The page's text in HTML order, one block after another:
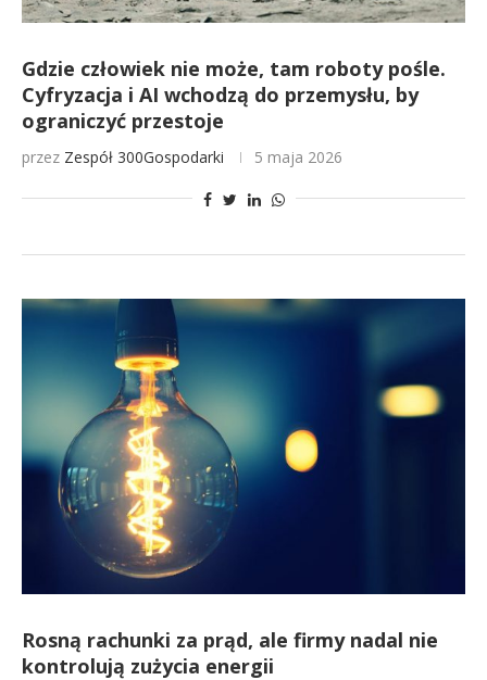
Gdzie człowiek nie może, tam roboty pośle.
Cyfryzacja i AI wchodzą do przemysłu, by
ograniczyć przestoje
przez Zespół 300Gospodarki 5 maja 2026
Rosną rachunki za prąd, ale firmy nadal nie
kontrolują zużycia energii